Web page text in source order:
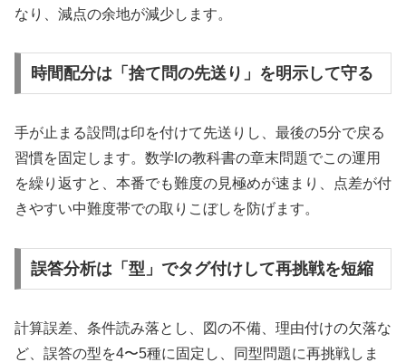
なり、減点の余地が減少します。
時間配分は「捨て問の先送り」を明示して守る
手が止まる設問は印を付けて先送りし、最後の5分で戻る
習慣を固定します。数学Iの教科書の章末問題でこの運用
を繰り返すと、本番でも難度の見極めが速まり、点差が付
きやすい中難度帯での取りこぼしを防げます。
誤答分析は「型」でタグ付けして再挑戦を短縮
計算誤差、条件読み落とし、図の不備、理由付けの欠落な
ど、誤答の型を4〜5種に固定し、同型問題に再挑戦しま